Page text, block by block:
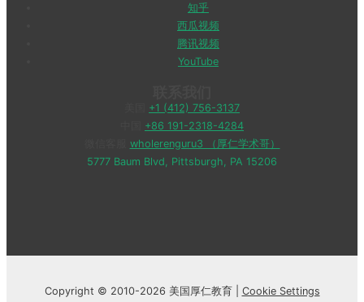
知乎
西瓜视频
腾讯视频
YouTube
+1 (412) 756-3137
+86 191-2318-4284
wholerenguru3 （厚仁学术哥）
5777 Baum Blvd, Pittsburgh, PA 15206
Copyright © 2010-2026 美国厚仁教育 | Cookie Settings